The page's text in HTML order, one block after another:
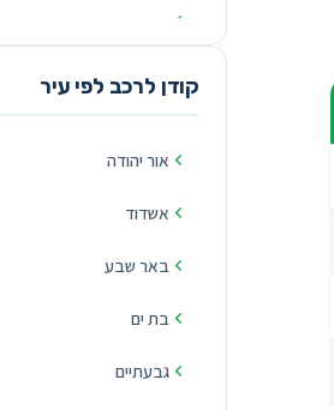
קודן לרכב לפי עיר
אור יהודה
אשדוד
באר שבע
בת ים
גבעתיים